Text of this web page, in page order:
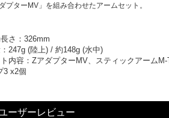
ダプターMV」を組み合わせたアームセット。
さ：326mm
247g (陸上) / 約148g (水中)
内容：ZアダプターMV、スティックアーム
3 x2個
ーザーレビュー